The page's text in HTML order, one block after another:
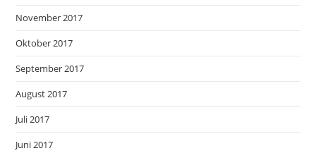
November 2017
Oktober 2017
September 2017
August 2017
Juli 2017
Juni 2017